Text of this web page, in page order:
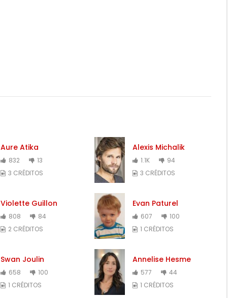
Aure Atika
832
13
3 CRÉDITOS
Alexis Michalik
1.1K
94
3 CRÉDITOS
Violette Guillon
808
84
2 CRÉDITOS
Evan Paturel
607
100
1 CRÉDITOS
Swan Joulin
658
100
1 CRÉDITOS
Annelise Hesme
577
44
1 CRÉDITOS